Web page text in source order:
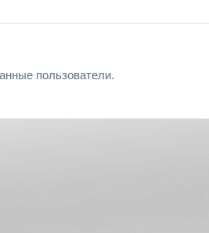
пользователи.